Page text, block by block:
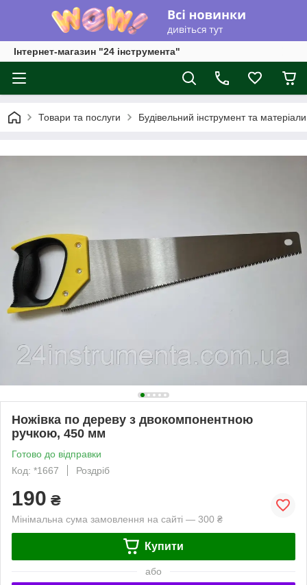
Інтернет-магазин "24 інструмента"
Товари та послуги Будівельний інструмент та матеріали
Ножівка по дереву з двокомпонентною
ручкою, 450 мм
Готово до відправки
Код: *1667
Роздріб
190 ₴
Мінімальна сума замовлення на сайті — 300 ₴
Купити
або